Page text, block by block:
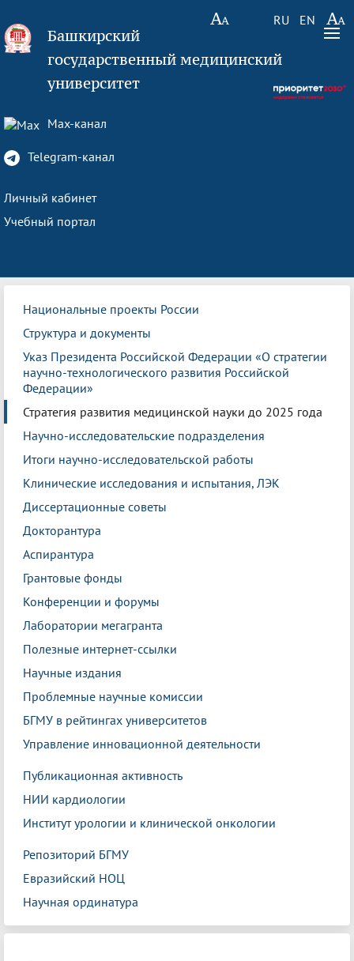
RU EN
Башкирский
государственный медицинский
университет
Max-канал
Telegram-канал
Личный кабинет
Учебный портал
Национальные проекты России
Структура и документы
Указ Президента Российской Федерации «О стратегии
научно-технологического развития Российской
Федерации»
Стратегия развития медицинской науки до 2025 года
Научно-исследовательские подразделения
Итоги научно-исследовательской работы
Клинические исследования и испытания, ЛЭК
Диссертационные советы
Докторантура
Аспирантура
Грантовые фонды
Конференции и форумы
Лаборатории мегагранта
Полезные интернет-ссылки
Научные издания
Проблемные научные комиссии
БГМУ в рейтингах университетов
Управление инновационной деятельности
Публикационная активность
НИИ кардиологии
Институт урологии и клинической онкологии
Репозиторий БГМУ
Евразийский НОЦ
Научная ординатура